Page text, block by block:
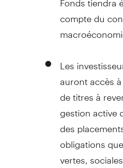
compte du
Les
auront accès
de titres à
gestion active
des
obligations
vertes,